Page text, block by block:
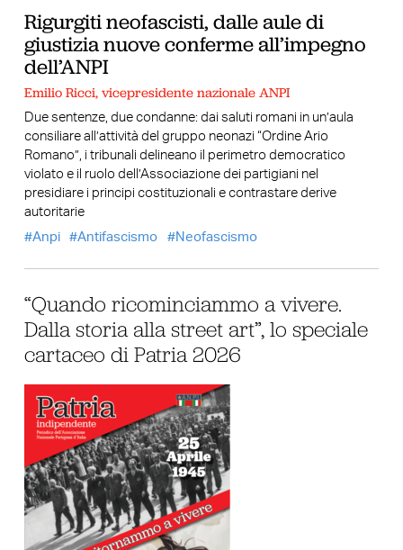
Rigurgiti neofascisti, dalle aule di
giustizia nuove conferme all’impegno
dell’ANPI
Emilio Ricci, vicepresidente nazionale ANPI
Due sentenze, due condanne: dai saluti romani in un’aula
consiliare all’attività del gruppo neonazi “Ordine Ario
Romano”, i tribunali delineano il perimetro democratico
violato e il ruolo dell’Associazione dei partigiani nel
presidiare i principi costituzionali e contrastare derive
autoritarie
Anpi
Antifascismo Neofascismo
“Quando ricominciammo a vivere.
Dalla storia alla street art”, lo speciale
cartaceo di Patria 2026